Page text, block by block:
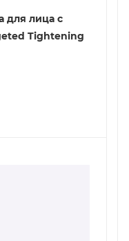
для лица с
Tightening